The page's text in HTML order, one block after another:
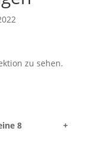
zu sehen.
8
+